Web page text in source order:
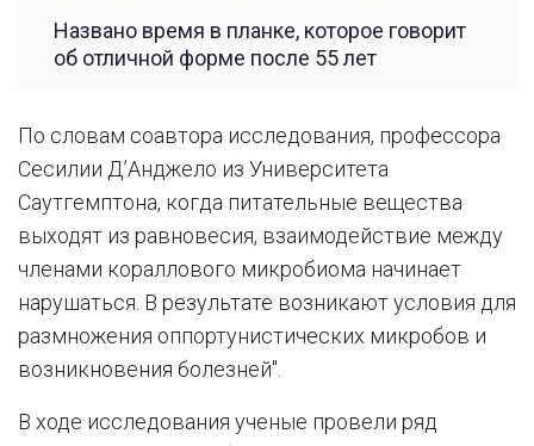
Названо время в планке, которое говорит
об отличной форме после 55 лет
По словам соавтора исследования, профессора
Сесилии Д’Анджело из Университета
Саутгемптона, когда питательные вещества
выходят из равновесия, взаимодействие между
членами кораллового микробиома начинает
нарушаться. В результате возникают условия для
размножения оппортунистических микробов и
возникновения болезней".
В ходе исследования ученые провели ряд